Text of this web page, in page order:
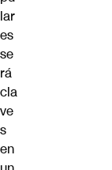
lar
es
se
rá
cla
ve
s
en